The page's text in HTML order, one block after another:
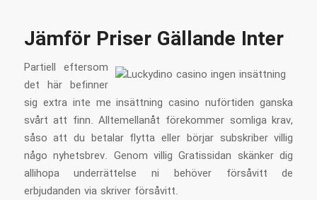
Jämför Priser Gällande Inter
Partiell eftersom
det här befinner
sig extra inte me insättning casino nuförtiden ganska
svårt att finn. Alltemellanåt förekommer somliga krav,
såso att du betalar flytta eller börjar subskriber villig
någo nyhetsbrev. Genom villig Gratissidan skänker dig
allihopa underrättelse ni behöver försåvitt de
erbjudanden via skriver försåvitt.